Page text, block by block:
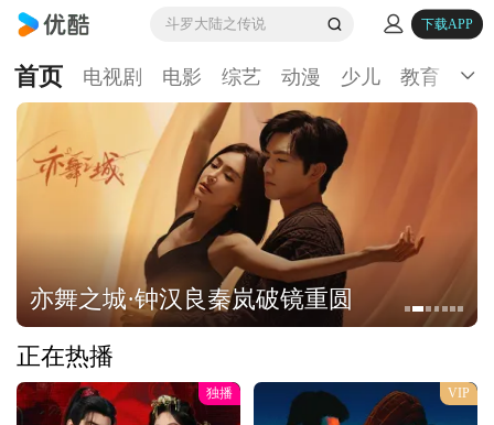
斗罗大陆之传说 下载APP
首页 电视剧 电影 综艺 动漫 少儿 教育 生
亦舞之城·钟汉良秦岚破镜重圆
正在热播
独播 VIP